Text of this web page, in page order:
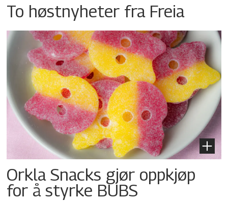
To høstnyheter fra Freia
Orkla Snacks gjør oppkjøp
for å styrke BUBS